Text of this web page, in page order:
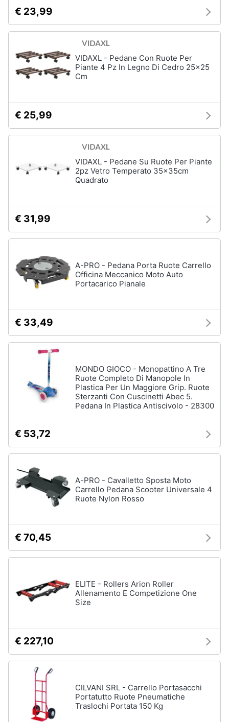
Giardinaggio
Salute
igiene
Beauty
Giocattoli
Prima
Fotografia
Abbigliamento
Sport
Animali
Libri,
Festività
Promozioni
Servizi
Esci
€ 23,99
VIDAXL - Pedane Con Ruote Per
Piante 4 Pz In Legno Di Cedro 25x25
Cm
€ 25,99
VIDAXL - Pedane Su Ruote Per Piante
2pz Vetro Temperato 35x35cm
Quadrato
€ 31,99
A-PRO - Pedana Porta Ruote Carrello
Officina Meccanico Moto Auto
Portacarico Pianale
€ 33,49
MONDO GIOCO - Monopattino A Tre
Ruote Completo Di Manopole In
Plastica Per Un Maggiore Grip. Ruote
Sterzanti Con Cuscinetti Abec 5.
Pedana In Plastica Antiscivolo - 28300
€ 53,72
A-PRO - Cavalletto Sposta Moto
Carrello Pedana Scooter Universale 4
Ruote Nylon Rosso
€ 70,45
ELITE - Rollers Arion Roller
Allenamento E Competizione One
Size
€ 227,10
CILVANI SRL - Carrello Portasacchi
Portatutto Ruote Pneumatiche
Traslochi Portata 150 Kg